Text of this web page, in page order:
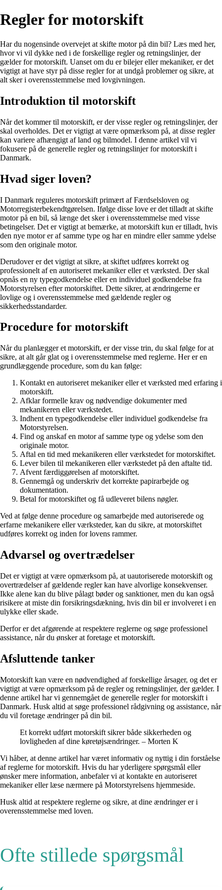
Regler for motorskift
Har du nogensinde overvejet at skifte motor på din bil? Læs med her,
hvor vi vil dykke ned i de forskellige regler og retningslinjer, der
gælder for motorskift. Uanset om du er bilejer eller mekaniker, er det
vigtigt at have styr på disse regler for at undgå problemer og sikre, at
alt sker i overensstemmelse med lovgivningen.
Introduktion til motorskift
Når det kommer til motorskift, er der visse regler og retningslinjer, der
skal overholdes. Det er vigtigt at være opmærksom på, at disse regler
kan variere afhængigt af land og bilmodel. I denne artikel vil vi
fokusere på de generelle regler og retningslinjer for motorskift i
Danmark.
Hvad siger loven?
I Danmark reguleres motorskift primært af Færdselsloven og
Motorregisterbekendtgørelsen. Ifølge disse love er det tilladt at skifte
motor på en bil, så længe det sker i overensstemmelse med visse
betingelser. Det er vigtigt at bemærke, at motorskift kun er tilladt, hvis
den nye motor er af samme type og har en mindre eller samme ydelse
som den originale motor.
Derudover er det vigtigt at sikre, at skiftet udføres korrekt og
professionelt af en autoriseret mekaniker eller et værksted. Der skal
opnås en ny typegodkendelse eller en individuel godkendelse fra
Motorstyrelsen efter motorskiftet. Dette sikrer, at ændringerne er
lovlige og i overensstemmelse med gældende regler og
sikkerhedsstandarder.
Procedure for motorskift
Når du planlægger et motorskift, er der visse trin, du skal følge for at
sikre, at alt går glat og i overensstemmelse med reglerne. Her er en
grundlæggende procedure, som du kan følge:
Kontakt en autoriseret mekaniker eller et værksted med erfaring i
motorskift.
Afklar formelle krav og nødvendige dokumenter med
mekanikeren eller værkstedet.
Indhent en typegodkendelse eller individuel godkendelse fra
Motorstyrelsen.
Find og anskaf en motor af samme type og ydelse som den
originale motor.
Aftal en tid med mekanikeren eller værkstedet for motorskiftet.
Lever bilen til mekanikeren eller værkstedet på den aftalte tid.
Afvent færdiggørelsen af motorskiftet.
Gennemgå og underskriv det korrekte papirarbejde og
dokumentation.
Betal for motorskiftet og få udleveret bilens nøgler.
Ved at følge denne procedure og samarbejde med autoriserede og
erfarne mekanikere eller værksteder, kan du sikre, at motorskiftet
udføres korrekt og inden for lovens rammer.
Advarsel og overtrædelser
Det er vigtigt at være opmærksom på, at uautoriserede motorskift og
overtrædelser af gældende regler kan have alvorlige konsekvenser.
Ikke alene kan du blive pålagt bøder og sanktioner, men du kan også
risikere at miste din forsikringsdækning, hvis din bil er involveret i en
ulykke eller skade.
Derfor er det afgørende at respektere reglerne og søge professionel
assistance, når du ønsker at foretage et motorskift.
Afsluttende tanker
Motorskift kan være en nødvendighed af forskellige årsager, og det er
vigtigt at være opmærksom på de regler og retningslinjer, der gælder. I
denne artikel har vi gennemgået de generelle regler for motorskift i
Danmark. Husk altid at søge professionel rådgivning og assistance, når
du vil foretage ændringer på din bil.
Et korrekt udført motorskift sikrer både sikkerheden og
lovligheden af dine køretøjsændringer. – Morten K
Vi håber, at denne artikel har været informativ og nyttig i din forståelse
af reglerne for motorskift. Hvis du har yderligere spørgsmål eller
ønsker mere information, anbefaler vi at kontakte en autoriseret
mekaniker eller læse nærmere på Motorstyrelsens hjemmeside.
Husk altid at respektere reglerne og sikre, at dine ændringer er i
overensstemmelse med loven.
Ofte stillede spørgsmål